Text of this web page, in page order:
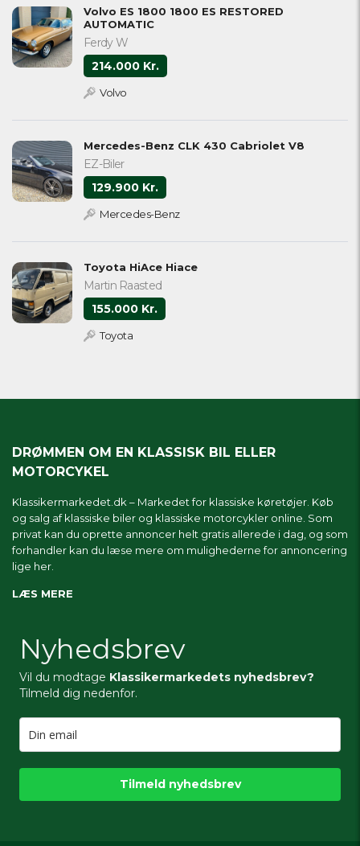
Volvo ES 1800 1800 ES RESTORED
AUTOMATIC
Ferdy W
214.000 Kr.
Volvo
Mercedes-Benz CLK 430 Cabriolet V8
EZ-Biler
129.900 Kr.
Mercedes-Benz
Toyota HiAce Hiace
Martin Raasted
155.000 Kr.
Toyota
DRØMMEN OM EN KLASSISK BIL ELLER
MOTORCYKEL
Klassikermarkedet.dk – Markedet for klassiske køretøjer. Køb
og salg af klassiske biler og klassiske motorcykler online. Som
privat kan du oprette annoncer helt gratis allerede i dag, og som
forhandler kan du læse mere om mulighederne for annoncering
lige her.
LÆS MERE
Nyhedsbrev
Vil du modtage Klassikermarkedets nyhedsbrev?
Tilmeld dig nedenfor.
Tilmeld nyhedsbrev